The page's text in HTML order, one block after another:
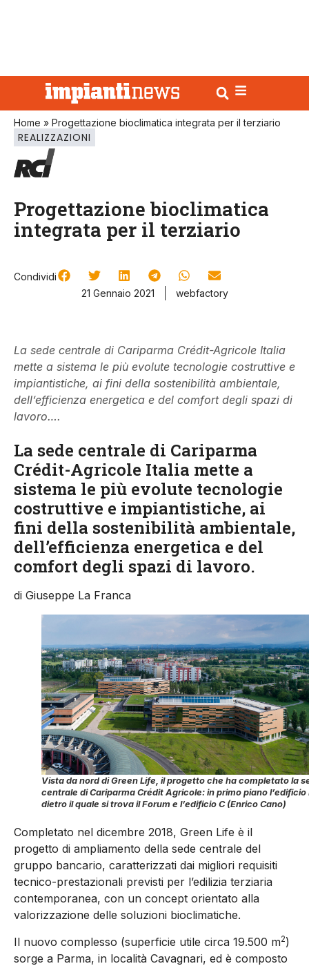
Home » Progettazione bioclimatica integrata per il terziario
REALIZZAZIONI
Progettazione bioclimatica
integrata per il terziario
Condividi
21 Gennaio 2021
webfactory
La sede centrale di Cariparma Crédit-Agricole Italia
mette a sistema le più evolute tecnologie costruttive e
impiantistiche, ai fini della sostenibilità ambientale,
dell’efficienza energetica e del comfort degli spazi di
lavoro….
La sede centrale di Cariparma
Crédit-Agricole Italia mette a
sistema le più evolute tecnologie
costruttive e impiantistiche, ai
fini della sostenibilità ambientale,
dell’efficienza energetica e del
comfort degli spazi di lavoro.
di Giuseppe La Franca
Vista da nord di Green Life, il progetto che ha completato la
centrale di Cariparma Crédit Agricole: in primo piano l’edificio
dietro il quale si trova il Forum e l’edificio C (Enrico Cano)
Completato nel dicembre 2018, Green Life è il
progetto di ampliamento della sede centrale del
gruppo bancario, caratterizzati dai migliori requisiti
tecnico-prestazionali previsti per l’edilizia terziaria
contemporanea, con un concept orientato alla
valorizzazione delle soluzioni bioclimatiche.
Il nuovo complesso (superficie utile circa 19.500 m2)
sorge a Parma, in località Cavagnari, ed è composto